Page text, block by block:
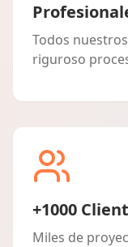
Todos
riguroso
+1000
Miles de